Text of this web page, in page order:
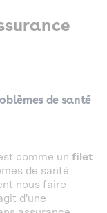
de santé
comme un filet
de santé
nous faire
d'une